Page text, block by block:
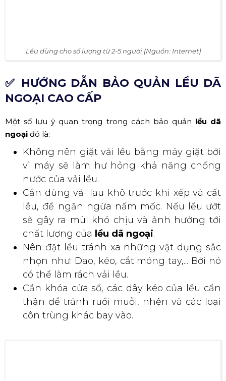
Lều dùng cho số lượng từ 2-5 người (Nguồn: Internet)
✅ HƯỚNG DẪN BẢO QUẢN LỀU DÃ
NGOẠI CAO CẤP
Một số lưu ý quan trọng trong cách bảo quản
lều dã
ngoại đó là:
Không nên giặt vải lều bằng máy giặt bởi
vì máy sẽ làm hư hỏng khả năng chống
nước của vải lều.
Cần dùng vải lau khô trước khi xếp và cất
lều, để ngăn ngừa nấm mốc. Nếu lều ướt
sẽ gây ra mùi khó chịu và ảnh hưởng tới
chất lượng củalều dã ngoại.
Nên đặt lều tránh xa những vật dụng sắc